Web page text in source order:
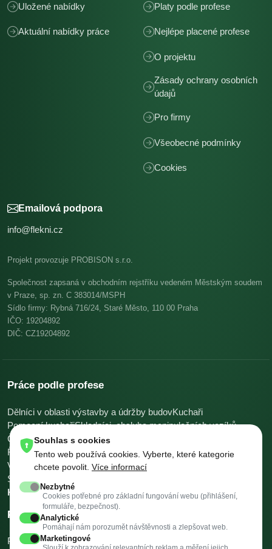
Uložené nabídky
Aktuální nabídky práce
Platy podle profese
Nejlépe placené profese
O projektu
Zásady ochrany osobních
údajů
Pro firmy
Všeobecné podmínky
Cookies
Emailová podpora
info@flekni.cz
Projekt provozuje PROBISON s.r.o.
Společnost zapsaná v obchodním rejstříku vedeném Městským soudem
v Praze, sp. zn. C 383014/MSPH
Sídlo firmy: Rybná 716/24, Staré Město, 110 00 Praha
IČO: 19204892
DIČ: CZ19204892
Práce podle profese
Dělníci v oblasti výstavby a údržby budovKuchaři
Pomocní kuchařiSkladníci, obsluha manipulačních vozíků
Číšníci a servírky Ostatní uklízeči a pomocníci
Řidiči nákladních automobilů, tahačů a speciálních vozidel
Všeobecní administrativní pracovníci
Svářeči
Kalkulačky →
Práce podle města
PrahaBrnoOstravaPlzeň
Souhlas s cookies
Tento web používá cookies. Vyberte, které kategorie
chcete povolit. Více informací
Nezbytné
Cookies potřebné pro základní fungování webu (přihlášení,
formuláře, bezpečnost).
Analytické
Pomáhají nám porozumět návštěvnosti a zlepšovat web.
Marketingové